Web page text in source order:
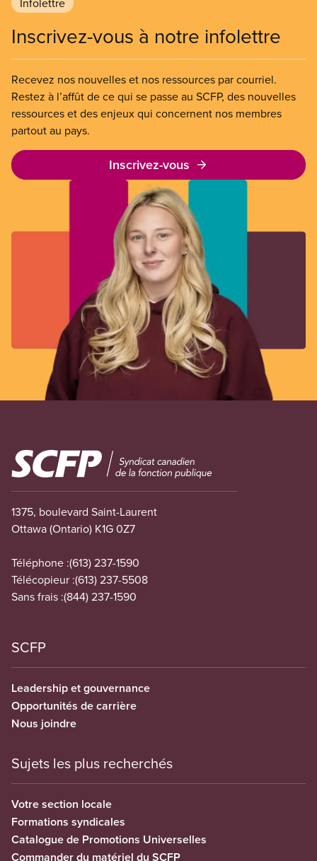
Inscrivez-vous à notre infolettre
Recevez nos nouvelles et nos ressources par courriel.
Restez à l’affût de ce qui se passe au SCFP, des nouvelles
ressources et des enjeux qui concernent nos membres
partout au pays.
Inscrivez-vous
Image
1375, boulevard Saint-Laurent
Ottawa (Ontario) K1G 0Z7
Téléphone :(613) 237-1590
Télécopieur :(613) 237-5508
Sans frais :(844) 237-1590
SCFP
Leadership et gouvernance
Opportunités de carrière
Nous joindre
Sujets les plus recherchés
Votre section locale
Formations syndicales
Catalogue de Promotions Universelles
Commander du matériel du SCFP